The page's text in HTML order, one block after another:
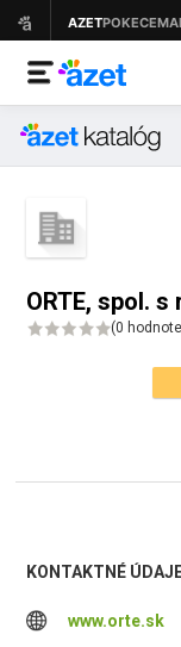
ORTE, spol. s
(0
KONTAKTNÉ
www.orte.sk